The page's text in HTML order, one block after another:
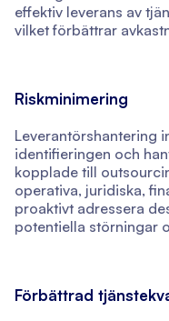
effektiv leverans av
vilket förbättrar
Riskminimering
Leverantörshantering
identifieringen och
kopplade till
operativa, juridiska,
proaktivt adressera
potentiella störningar
Förbättrad